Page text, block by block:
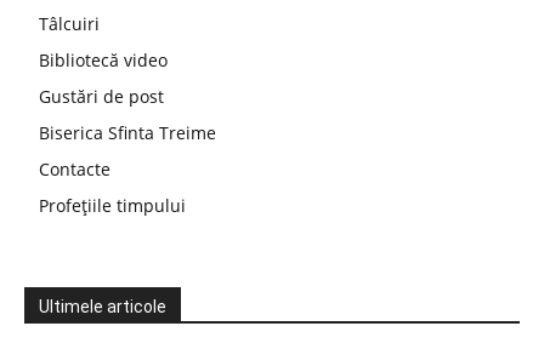
Tâlcuiri
Bibliotecă video
Gustări de post
Biserica Sfinta Treime
Contacte
Profețiile timpului
Ultimele articole